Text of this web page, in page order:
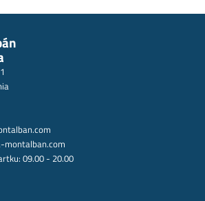
montalban.com
09.00 - 20.00